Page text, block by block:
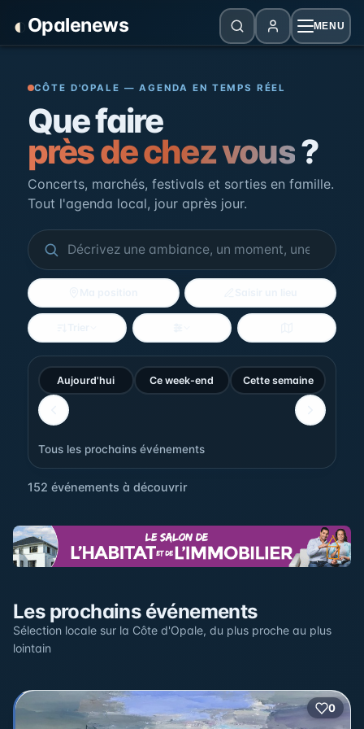
◐ Opalenews MENU
Opalenews — Événements de la
CÔTE D'OPALE — AGENDA EN TEMPS RÉEL
Que faire
près de chez vous?
Concerts, marchés, festivals et sorties en famille.
Tout l'agenda local, jour après jour.
Voir la carte
Aujourd'hui Ce week-end Cette semaine
Tous les prochains événements
152 événements à découvrir
Cliquez sur un pin pour voir l'événement — les lieux qui
en accueillent plusieurs sont regroupés.
2
12
2 3
17
22
2
+
−
Les prochains événements
Sélection locale sur la Côte d'Opale, du plus proche au plus
lointain
0